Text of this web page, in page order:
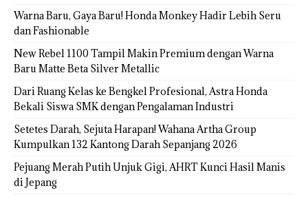
Warna Baru, Gaya Baru! Honda Monkey Hadir Lebih Seru
dan Fashionable
New Rebel 1100 Tampil Makin Premium dengan Warna
Baru Matte Beta Silver Metallic
Dari Ruang Kelas ke Bengkel Profesional, Astra Honda
Bekali Siswa SMK dengan Pengalaman Industri
Setetes Darah, Sejuta Harapan! Wahana Artha Group
Kumpulkan 132 Kantong Darah Sepanjang 2026
Pejuang Merah Putih Unjuk Gigi, AHRT Kunci Hasil Manis
di Jepang